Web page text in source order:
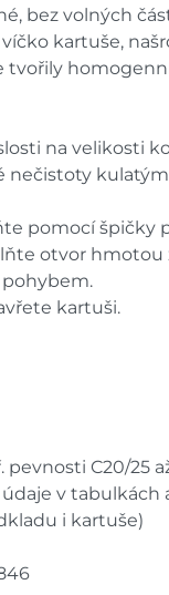
bez volných
kartuše,
na velikosti
nečistoty
pomocí
otvor hmotou
kartuši.
pevnosti C20/
v
i kartuše)